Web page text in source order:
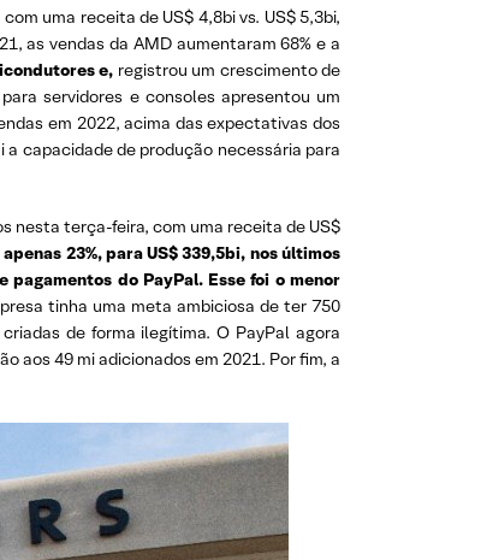
uma receita de US$ 4,8bi vs. US$ 5,3bi,
as vendas da AMD aumentaram 68% e a
e, registrou um crescimento de
servidores e consoles apresentou um
em 2022, acima das expectativas dos
a capacidade de produção necessária para
nesta terça-feira, com uma receita de US$
23%, para US$ 339,5bi, nos últimos
do PayPal. Esse foi o menor
tinha uma meta ambiciosa de ter 750
de forma ilegítima. O PayPal agora
aos 49 mi adicionados em 2021. Por fim, a